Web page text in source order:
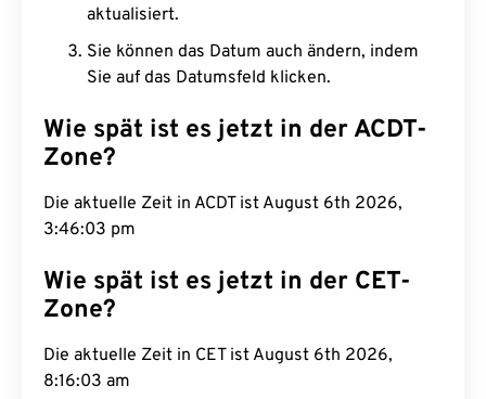
aktualisiert.
Sie können das Datum auch ändern, indem
Sie auf das Datumsfeld klicken.
Wie spät ist es jetzt in der ACDT-
Zone?
Die aktuelle Zeit in ACDT ist August 6th 2026,
3:46:04 pm
Wie spät ist es jetzt in der CET-
Zone?
Die aktuelle Zeit in CET ist August 6th 2026,
8:16:04 am